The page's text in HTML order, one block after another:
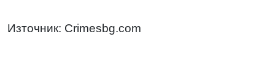
Източник: Crimesbg.com